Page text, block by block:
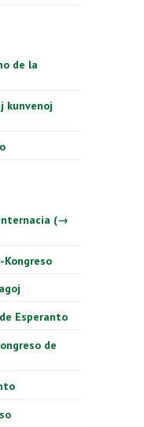
de la
kunvenoj
(→
Kongreso
Esperanto
de